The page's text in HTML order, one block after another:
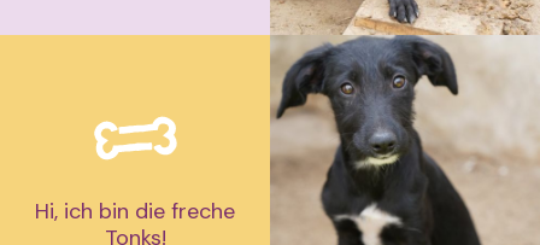
Hi, ich bin die freche
Tonks!